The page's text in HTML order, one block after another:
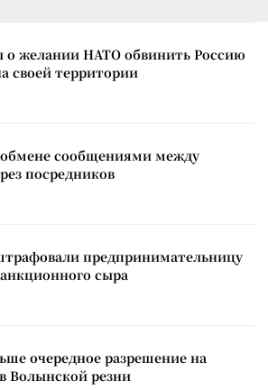
желании НАТО обвинить Россию
своей территории
обмене сообщениями между
посредников
предпринимательницу
сыра
очередное разрешение на
Волынской резни